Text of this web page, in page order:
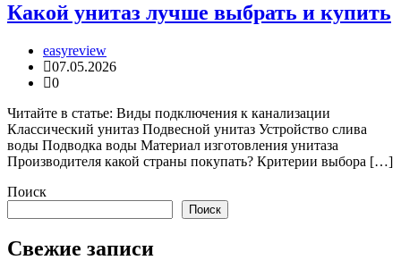
Какой унитаз лучше выбрать и купить
easyreview
07.05.2026
0
Читайте в статье: Виды подключения к канализации
Классический унитаз Подвесной унитаз Устройство слива
воды Подводка воды Материал изготовления унитаза
Производителя какой страны покупать? Критерии выбора […]
Поиск
Поиск
Свежие записи